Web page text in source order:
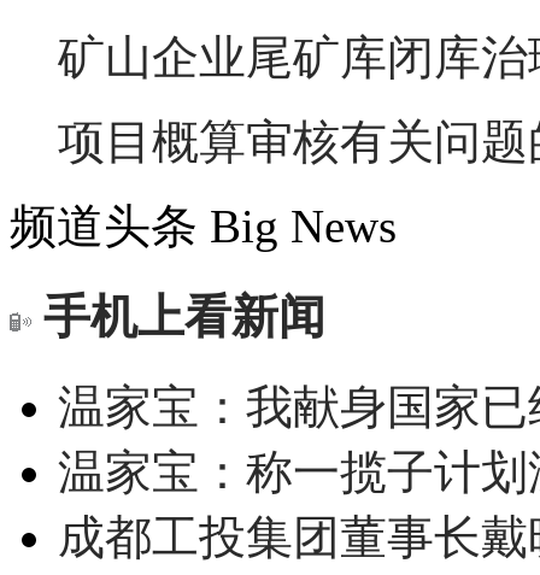
矿山企业尾矿库闭库
项目概算审核有关问
频道头条 Big News
手机上看新闻
温家宝：我献身国家
温家宝：称一揽子计
成都工投集团董事长